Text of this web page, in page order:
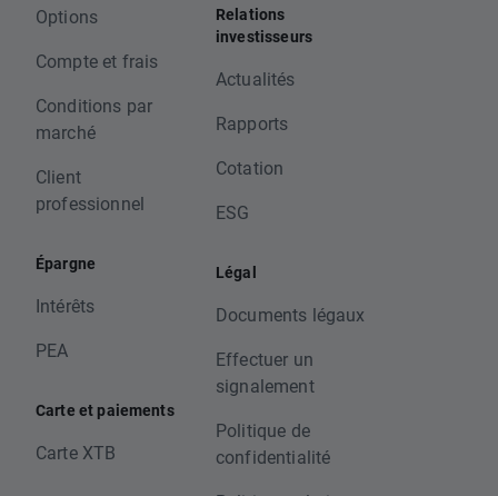
Options
Compte et frais
Conditions par
marché
Client
professionnel
Épargne
Intérêts
PEA
Carte et paiements
Carte XTB
Relations
investisseurs
Actualités
Rapports
Cotation
ESG
Légal
Documents légaux
Effectuer un
signalement
Politique de
confidentialité